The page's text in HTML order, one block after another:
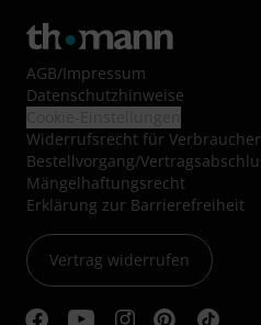
AGB/Impressum
Datenschutzhinweise
Widerrufsrecht für Verbraucher
Bestellvorgang/
Mängelhaftungsrecht
Erklärung zur Barrierefreiheit
Vertrag widerrufen